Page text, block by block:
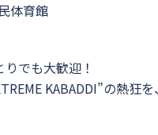
体育館
でも大歓迎！
KABADDI”の熱狂